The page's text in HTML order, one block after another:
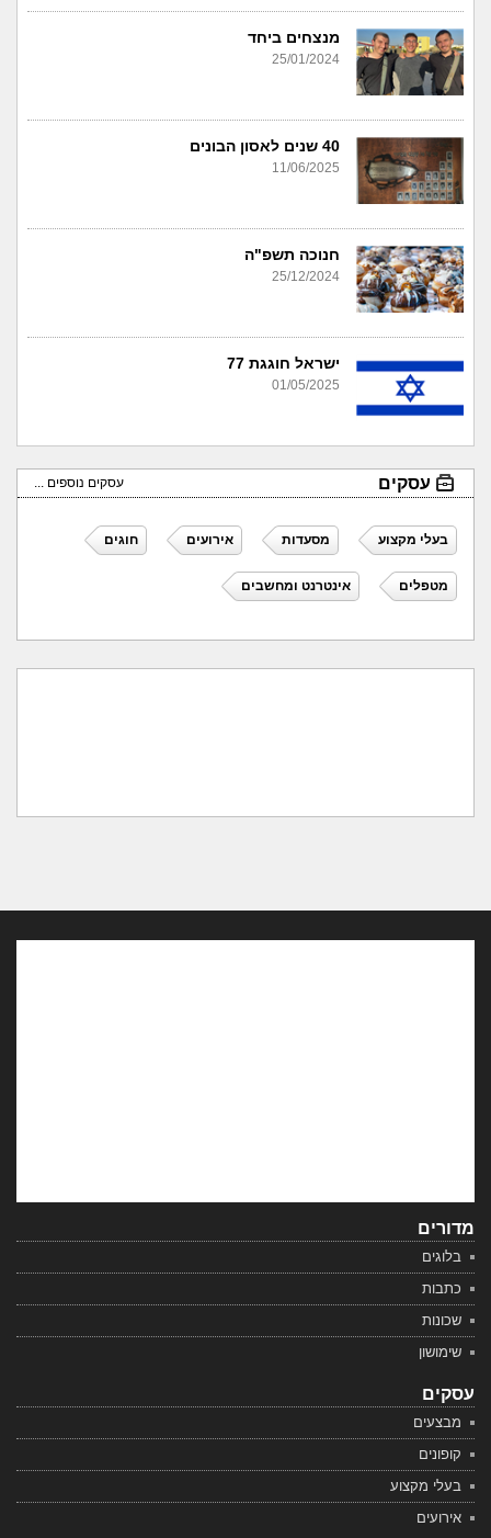
מנצחים ביחד
25/01/2024
40 שנים לאסון הבונים
11/06/2025
חנוכה תשפ"ה
25/12/2024
ישראל חוגגת 77
01/05/2025
עסקים עסקים נוספים ...
בעלי מקצוע מסעדות אירועים חוגים
מטפלים אינטרנט ומחשבים
מדורים
בלוגים
כתבות
שכונות
שימושון
עסקים
מבצעים
קופונים
בעלי מקצוע
אירועים